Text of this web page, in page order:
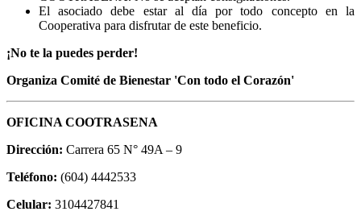
El asociado debe estar al día por todo concepto en la
Cooperativa para disfrutar de este beneficio.
¡No te la puedes perder!
Organiza Comité de Bienestar 'Con todo el Corazón'
OFICINA COOTRASENA
Dirección: Carrera 65 N° 49A – 9
Teléfono: (604) 4442533
Celular: 3104427841